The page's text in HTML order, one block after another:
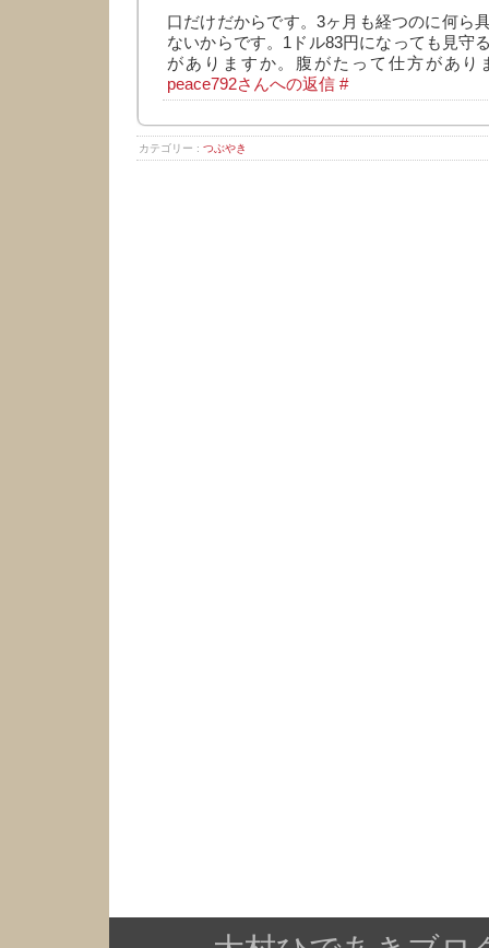
口だけだからです。3ヶ月も経つのに何ら
ないからです。1ドル83円になっても見守
がありますか。腹がたって仕方があり
peace792さんへの返信 #
カテゴリー : つぶやき